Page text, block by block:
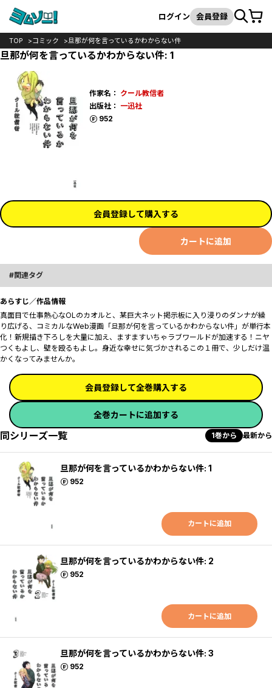
検索
ログイン 会員登録カート
TOP コミック 旦那が何を言っているかわからない件
旦那が何を言っているかわからない件: 1
作家名： クール教信者
出版社： 一迅社
952
ポイント
会員登録して購入する
カートに追加
関連タグ
あらすじ／作品情報
真面目で仕事熱心なOLのカオルと、某巨大ネット掲示板に入り浸りのダンナが繰
り広げる、コミカルなWeb漫画「旦那が何を言っているかわからない件」が単行本
化！新規描き下ろしを大量に加え、ますますいちゃラブワールドが加速する！ニヤ
つくもよし、壁を殴るもよし。身近な幸せに気づかされるこの１冊で、少しだけ温
かくなってみませんか。
会員登録して全巻購入する
全巻カートに追加する
同シリーズ一覧 1巻から 最新から
旦那が何を言っているかわからない件: 1
952
ポイント
カートに追加
旦那が何を言っているかわからない件: 2
952
ポイント
カートに追加
旦那が何を言っているかわからない件: 3
952
ポイント